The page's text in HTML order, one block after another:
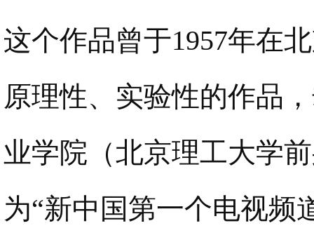
这个作品曾于1957年在
原理性、实验性的作品
业学院（北京理工大学
为“新中国第一个电视频